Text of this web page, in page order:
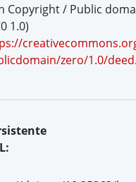
Copyright / Public
1.0)
zero/1.0/